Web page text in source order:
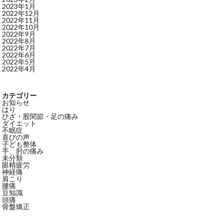
2023年1月
2022年12月
2022年11月
2022年10月
2022年9月
2022年8月
2022年7月
2022年6月
2022年5月
2022年4月
カテゴリー
お知らせ
はり
ひざ・股関節・足の痛み
ダイエット
不眠症
喜びの声
子ども整体
手、肘の痛み
未分類
眼精疲労
神経痛
肩こり
腰痛
豆知識
頭痛
骨盤矯正